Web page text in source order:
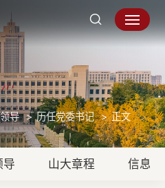
导 历任党委书记 正文
导 山大章程 信息